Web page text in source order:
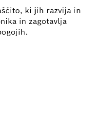
ki jih razvija in
in zagotavlja